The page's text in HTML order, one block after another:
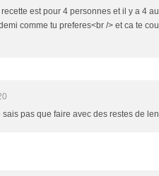
recette est pour 4 personnes et il y a 4
comme tu preferes<br /> et ca te
pas que faire avec des restes de